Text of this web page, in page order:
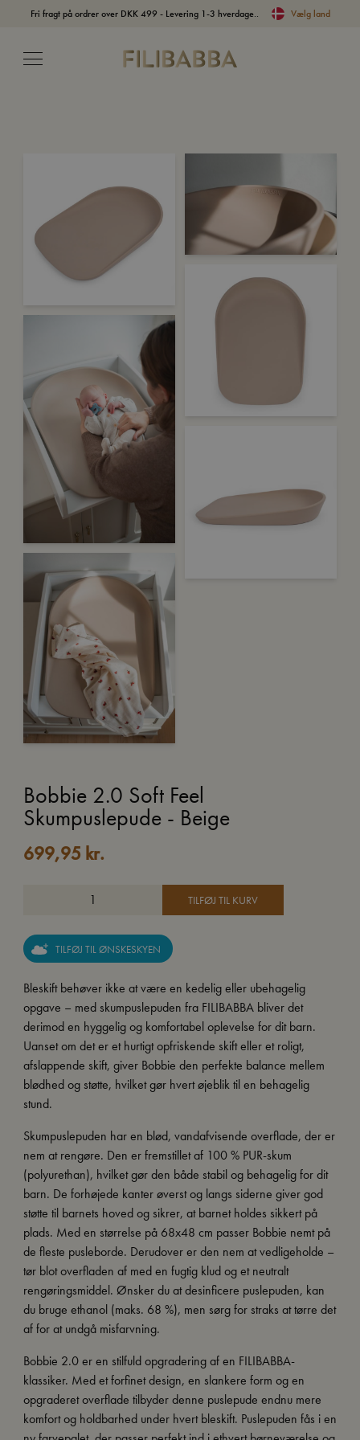
Fri fragt på ordrer over DKK 499 - Levering 1-3 hverdage.. Vælg land
Bobbie 2.0 Soft Feel
Skumpuslepude - Beige
699,95 kr.
TILFØJ TIL KURV
TILFØJ TIL ØNSKESKYEN
Bleskift behøver ikke at være en kedelig eller ubehagelig
opgave – med skumpuslepuden fra FILIBABBA bliver det
derimod en hyggelig og komfortabel oplevelse for dit barn.
Uanset om det er et hurtigt opfriskende skift eller et roligt,
afslappende skift, giver Bobbie den perfekte balance mellem
blødhed og støtte, hvilket gør hvert øjeblik til en behagelig
stund.
Skumpuslepuden har en blød, vandafvisende overflade, der er
nem at rengøre. Den er fremstillet af 100 % PUR-skum
(polyurethan), hvilket gør den både stabil og behagelig for dit
barn. De forhøjede kanter øverst og langs siderne giver god
støtte til barnets hoved og sikrer, at barnet holdes sikkert på
plads. Med en størrelse på 68x48 cm passer Bobbie nemt på
de fleste pusleborde. Derudover er den nem at vedligeholde –
tør blot overfladen af med en fugtig klud og et neutralt
rengøringsmiddel. Ønsker du at desinficere puslepuden, kan
du bruge ethanol (maks. 68 %), men sørg for straks at tørre det
af for at undgå misfarvning.
Bobbie 2.0 er en stilfuld opgradering af en FILIBABBA-
klassiker. Med et forfinet design, en slankere form og en
opgraderet overflade tilbyder denne puslepude endnu mere
komfort og holdbarhed under hvert bleskift. Puslepuden fås i en